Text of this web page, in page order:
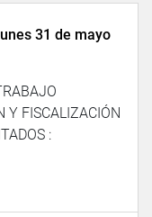
31 de mayo
Y FISCALIZACIÓN
: